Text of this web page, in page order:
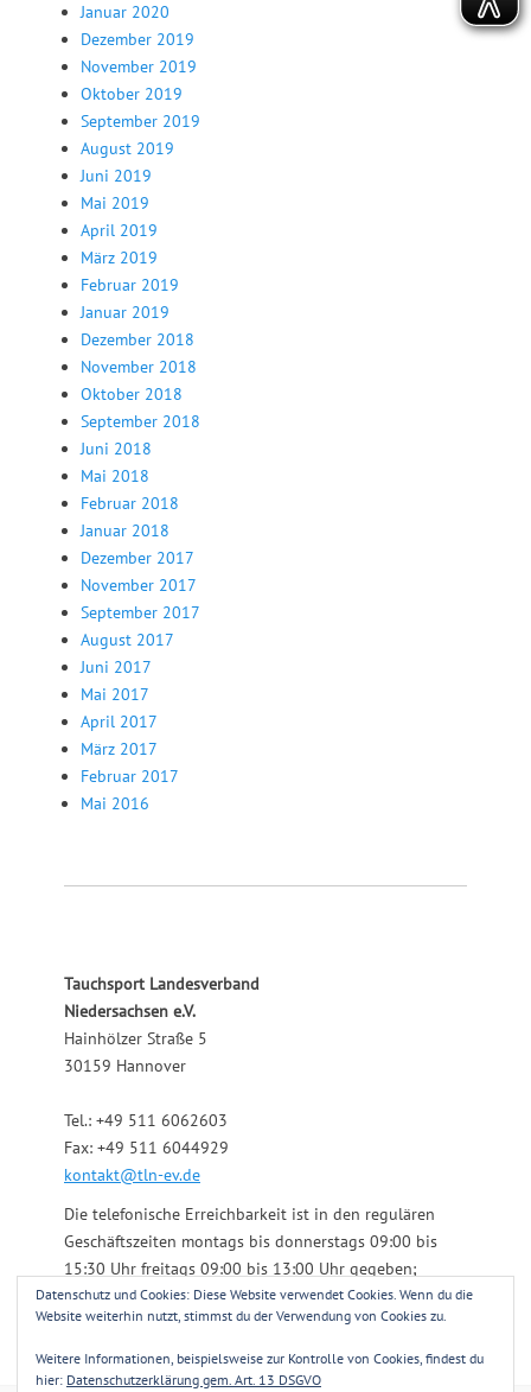
Januar 2020
Dezember 2019
November 2019
Oktober 2019
September 2019
August 2019
Juni 2019
Mai 2019
April 2019
März 2019
Februar 2019
Januar 2019
Dezember 2018
November 2018
Oktober 2018
September 2018
Juni 2018
Mai 2018
Februar 2018
Januar 2018
Dezember 2017
November 2017
September 2017
August 2017
Juni 2017
Mai 2017
April 2017
März 2017
Februar 2017
Mai 2016
Tauchsport Landesverband
Niedersachsen e.V.
Hainhölzer Straße 5
30159 Hannover
Tel.: +49 511 6062603
Fax: +49 511 6044929
kontakt@tln-ev.de
Die telefonische Erreichbarkeit ist in den regulären
Geschäftszeiten montags bis donnerstags 09:00 bis
15:30 Uhr freitags 09:00 bis 13:00 Uhr gegeben;
darüber hinaus über einen angeschlossenen
Anrufbeantworter.
Datenschutz und Cookies: Diese Website verwendet Cookies. Wenn du die
Website weiterhin nutzt, stimmst du der Verwendung von Cookies zu.
Weitere Informationen, beispielsweise zur Kontrolle von Cookies, findest du
hier: Datenschutzerklärung gem. Art. 13 DSGVO